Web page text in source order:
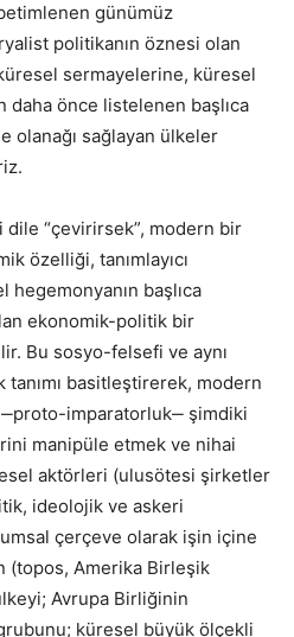
günümüz
politikanın öznesi olan
sermayelerine, küresel
daha önce listelenen başlıca
olanağı sağlayan ülkeler
“çevirirsek”, modern bir
özelliği, tanımlayıcı
başlıca
ekonomik-politik bir
Bu sosyo-felsefi ve aynı
basitleştirerek, modern
imparatorluk‒ şimdiki
manipüle etmek ve nihai
aktörleri (ulusötesi şirketler
ideolojik ve askeri
çerçeve olarak işin içine
(topos, Amerika Birleşik
Avrupa Birliğinin
küresel büyük ölçekli